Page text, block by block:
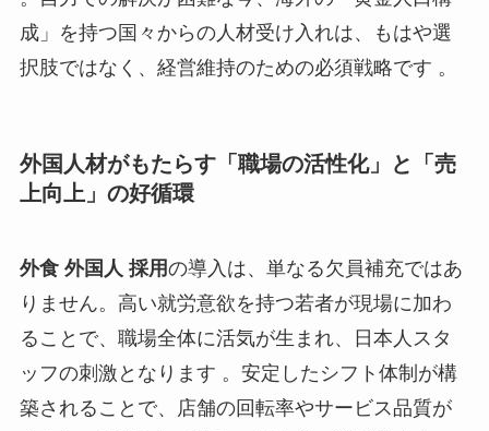
成」を持つ国々からの人材受け入れは、もはや選
択肢ではなく、経営維持のための必須戦略です 。
外国人材がもたらす「職場の活性化」と「売
上向上」の好循環
外食 外国人 採用の導入は、単なる欠員補充ではあ
りません。高い就労意欲を持つ若者が現場に加わ
ることで、職場全体に活気が生まれ、日本人スタ
ッフの刺激となります 。安定したシフト体制が構
築されることで、店舗の回転率やサービス品質が